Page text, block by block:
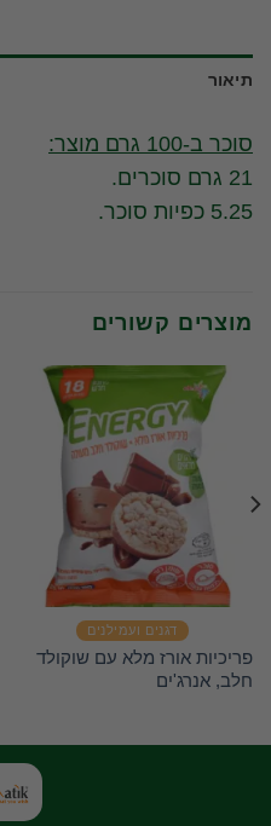
תיאור
סוכר ב-100 גרם מוצר:
21 גרם סוכרים.
5.25 כפיות סוכר.
מוצרים קשורים
דגנים ועמילנים
פריכיות אורז מלא עם שוקולד
חלב, אנרג'ים